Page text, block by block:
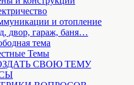
и отопление
двор, гараж, баня…
тема
Темы
СВОЮ ТЕМУ